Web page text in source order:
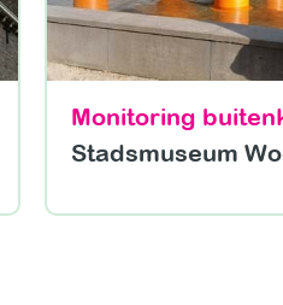
Monitoring
Stadsmuseum